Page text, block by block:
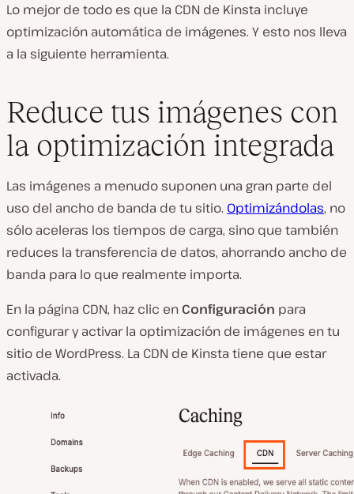
Lo mejor de todo es que la CDN de Kinsta incluye
optimización automática de imágenes. Y esto nos lleva
a la siguiente herramienta.
Reduce tus imágenes con
la optimización integrada
Las imágenes a menudo suponen una gran parte del
uso del ancho de banda de tu sitio. Optimizándolas, no
sólo aceleras los tiempos de carga, sino que también
reduces la transferencia de datos, ahorrando ancho de
banda para lo que realmente importa.
En la página CDN, haz clic en Configuración para
configurar y activar la optimización de imágenes en tu
sitio de WordPress. La CDN de Kinsta tiene que estar
activada.